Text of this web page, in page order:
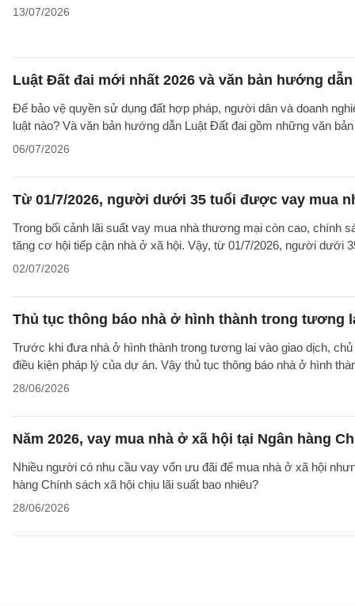
13/07/2026
Luật Đất đai mới nhất 2026 và văn bản hướng
Để bảo vệ quyền sử dụng đất hợp pháp, người dân và doanh
luật nào? Và văn bản hướng dẫn Luật Đất đai gồm những văn
06/07/2026
Từ 01/7/2026, người dưới 35 tuổi được vay mua
Trong bối cảnh lãi suất vay mua nhà thương mại còn cao, chính
tăng cơ hội tiếp cận nhà ở xã hội. Vậy, từ 01/7/2026, người dưới
02/07/2026
Thủ tục thông báo nhà ở hình thành trong tương
Trước khi đưa nhà ở hình thành trong tương lai vào giao dịch,
điều kiện pháp lý của dự án. Vậy thủ tục thông báo nhà ở hình
28/06/2026
Năm 2026, vay mua nhà ở xã hội tại Ngân hàng
Nhiều người có nhu cầu vay vốn ưu đãi để mua nhà ở xã hội
hàng Chính sách xã hội chịu lãi suất bao nhiêu?
28/06/2026